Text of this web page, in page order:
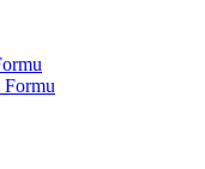
Formu